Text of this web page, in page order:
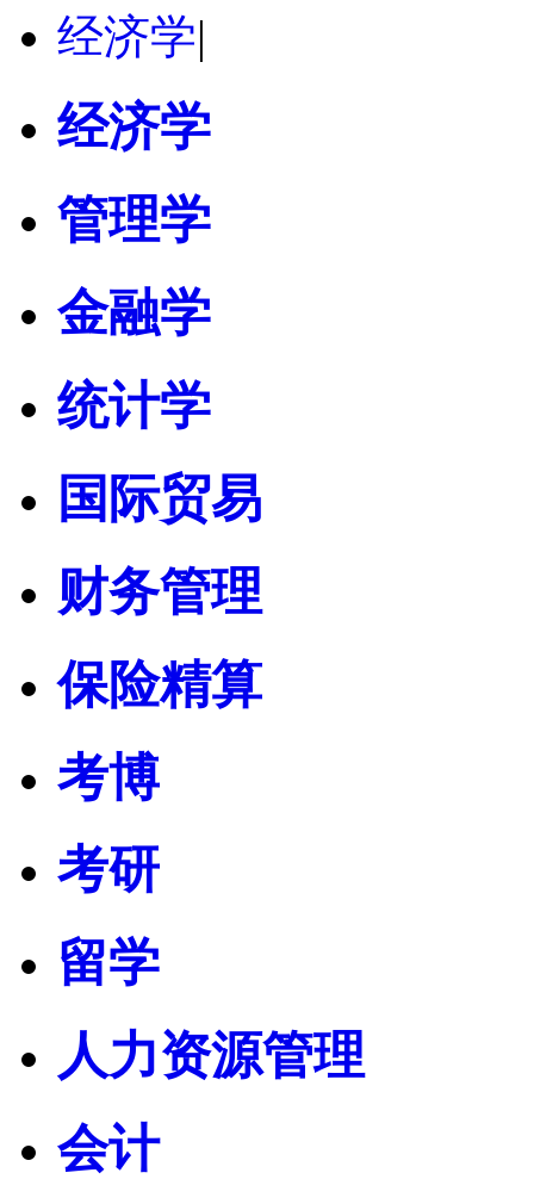
经济学|
经济学
管理学
金融学
统计学
国际贸易
财务管理
保险精算
考博
考研
留学
人力资源管理
会计